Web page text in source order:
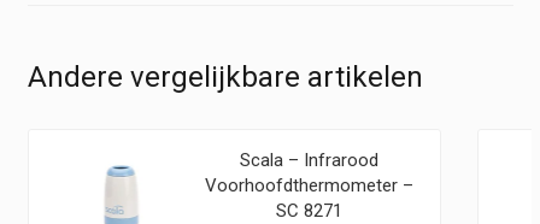
Andere vergelijkbare artikelen
Scala – Infrarood
Voorhoofdthermometer –
SC 8271